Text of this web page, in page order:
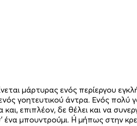
μάρτυρας ενός περίεργου
γοητευτικού άντρα. Ενός
επιπλέον, δε θέλει και να
ένα μπουντρούμι. Ή μήπως στην